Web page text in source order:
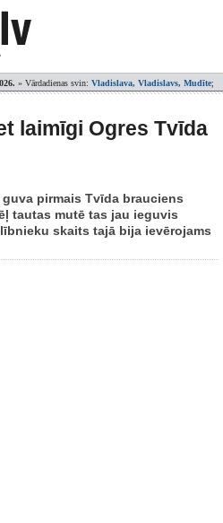
» Vārdadienas svin: Vladislava, Vladislavs, Mudīte;
laimīgi Ogres Tvīda
pirmais Tvīda brauciens
tautas mutē tas jau ieguvis
skaits tajā bija ievērojams